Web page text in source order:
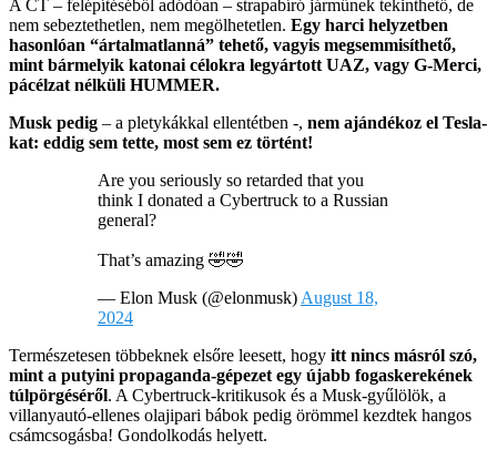
A CT – felépítéséből adódóan – strapabíró járműnek tekinthető, de
nem sebeztethetlen, nem megölhetetlen. Egy harci helyzetben
hasonlóan “ártalmatlanná” tehető, vagyis megsemmisíthető,
mint bármelyik katonai célokra legyártott UAZ, vagy G-Merci,
pácélzat nélküli HUMMER.
Musk pedig – a pletykákkal ellentétben -, nem ajándékoz el Tesla-
kat: eddig sem tette, most sem ez történt!
Are you seriously so retarded that you
think I donated a Cybertruck to a Russian
general?
That’s amazing 🤣🤣
— Elon Musk (@elonmusk) August 18,
2024
Természetesen többeknek elsőre leesett, hogy itt nincs másról szó,
mint a putyini propaganda-gépezet egy újabb fogaskerekének
túlpörgéséről. A Cybertruck-kritikusok és a Musk-gyűlölök, a
villanyautó-ellenes olajipari bábok pedig örömmel kezdtek hangos
csámcsogásba! Gondolkodás helyett.